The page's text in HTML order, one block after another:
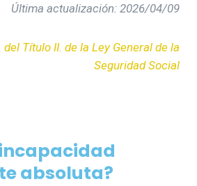
Última actualización: 2026/04/09
del Título II. de la Ley General de la
Seguridad Social
absoluta?